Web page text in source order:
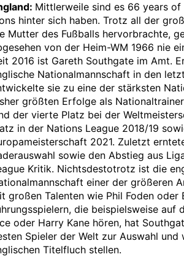
Mittlerweile sind es 66 years
hinter sich haben. Trotz all der
Mutter des Fußballs hervorbrachte,
von der Heim-WM 1966 nie
2016 ist Gareth Southgate im Amt.
Nationalmannschaft in den
sie zu eine der stärksten
größten Erfolge als
der vierte Platz bei der
in der Nations League 2018/19
2021. Zuletzt
sowie den Abstieg aus
Kritik. Nichtsdestotrotz ist die
einer der größeren
großen Talenten wie Phil Foden oder
die beispielsweise auf
oder Harry Kane hören, hat
Spieler der Welt zur Auswahl
Titelfluch stellen.